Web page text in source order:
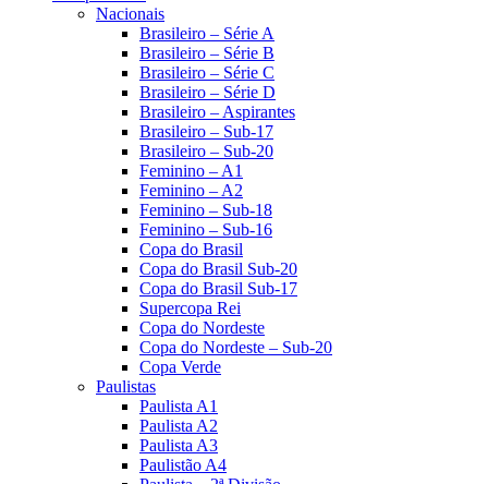
Nacionais
Brasileiro – Série A
Brasileiro – Série B
Brasileiro – Série C
Brasileiro – Série D
Brasileiro – Aspirantes
Brasileiro – Sub-17
Brasileiro – Sub-20
Feminino – A1
Feminino – A2
Feminino – Sub-18
Feminino – Sub-16
Copa do Brasil
Copa do Brasil Sub-20
Copa do Brasil Sub-17
Supercopa Rei
Copa do Nordeste
Copa do Nordeste – Sub-20
Copa Verde
Paulistas
Paulista A1
Paulista A2
Paulista A3
Paulistão A4